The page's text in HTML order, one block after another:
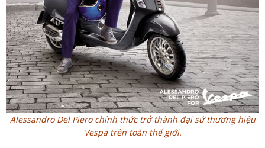
Alessandro Del Piero chính thức trở thành đại sứ thương hiệu
Vespa trên toàn thế giới.